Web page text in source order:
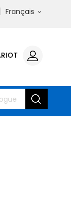
Français 